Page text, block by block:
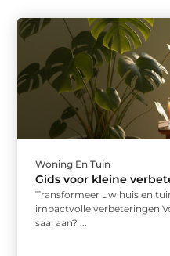
Woning En Tuin
Gids voor kleine
Transformeer uw huis en
impactvolle verbeteringen
saai aan? ...